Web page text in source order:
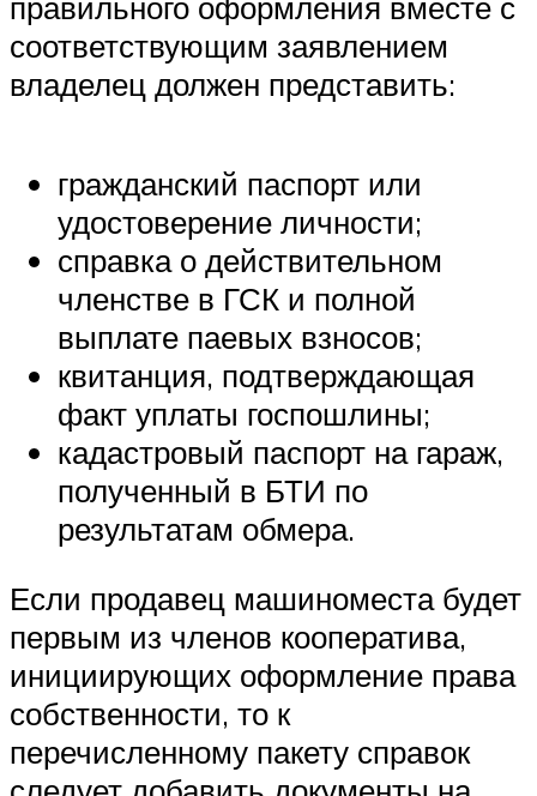
соответствующим заявлением
владелец должен представить:
гражданский паспорт или
удостоверение личности;
справка о действительном
членстве в ГСК и полной
выплате паевых взносов;
квитанция, подтверждающая
факт уплаты госпошлины;
кадастровый паспорт на гараж,
полученный в БТИ по
результатам обмера.
Если продавец машиноместа будет
первым из членов кооператива,
инициирующих оформление права
собственности, то к
перечисленному пакету справок